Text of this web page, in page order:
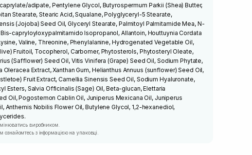
adipate, Pentylene Glycol, Butyrospermum Parkii (Shea) Butter,
Stearate, Stearic Acid, Squalane, Polyglyceryl-5 Stearate,
(Jojoba) Seed Oil, Glyceryl Stearate, Palmitoyl Palmitamide Mea, N-
capryloyloxypalmitamido Isopropanol, Allantoin, Houttuynia Cordata
Valine, Threonine, Phenylalanine, Hydrogenated Vegetable Oil,
Fruitoil, Tocopherol, Carbomer, Phytosterols, Phytosteryl Oleate,
(Safflower) Seed Oil, Vitis Vinifera (Grape) Seed Oil, Sodium Phytate,
Oleracea Extract, Xanthan Gum, Helianthus Annuus (sunflower) Seed Oil,
Fruit Extract, Camellia Sinensis Seed Oil, Sodium Hyaluronate,
Esters, Salvia Officinalis (Sage) Oil, Beta-glucan, Elettaria
Oil, Pogostemon Cablin Oil, Juniperus Mexicana Oil, Juniperus
Anthemis Nobilis Flower Oil, Butylene Glycol, 1,2-hexanediol,
виробником.
з інформацією на упаковці.